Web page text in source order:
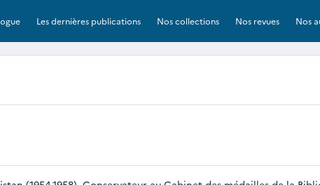
Les dernières publications Nos collections Nos revues Nos